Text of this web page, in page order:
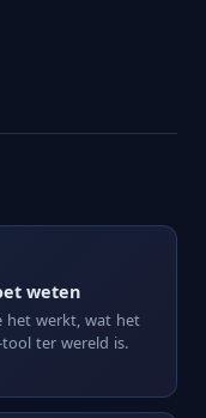
weten
het werkt, wat het
ter wereld is.